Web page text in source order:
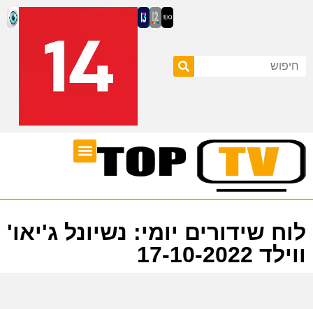
לוח שידורים יומי: נשיונל ג'יאו'
ווילד 17-10-2022